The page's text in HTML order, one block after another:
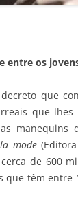
entre os
que
que
manequins
mode(Editora
de 600
têm entre